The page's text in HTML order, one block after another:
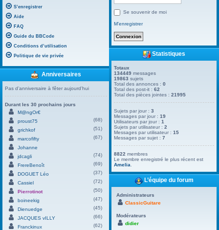
S’enregistrer
Aide
FAQ
Guide du BBCode
Conditions d’utilisation
Politique de vie privée
Anniversaires
Pas d’anniversaire à fêter aujourd’hui
Durant les 30 prochains jours
M@ngOr€
proust75
(68)
grichkof
(51)
marcofifty
(67)
Johanne
jdcagli
(74)
FrereBenoît
(69)
DOGUET Léo
(37)
Cassiel
(72)
Pierrotinot
(50)
boineekig
(47)
Dienuedge
(45)
JACQUES vILLY
(66)
Franckinux
(62)
Se souvenir de moi
M’enregistrer
Statistiques
Totaux
134449 messages
19863 sujets
Total des annonces :0
Total des post-it :62
Total des pièces jointes :21995
Sujets par jour :3
Messages par jour :19
Utilisateurs par jour :1
Sujets par utilisateur :2
Messages par utilisateur :15
Messages par sujet :7
8822 membres
Le membre enregistré le plus récent est
Amelia
L’équipe du forum
Administrateurs
ClassicGuitare
Modérateurs
didier